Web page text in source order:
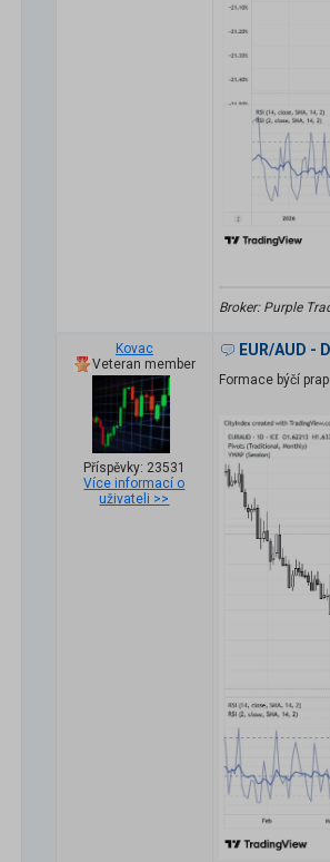
Broker: Purple
Kovac
Veteran member
Příspěvky: 23531
Více informací o
uživateli >>
EUR/AUD -
Formace býčí